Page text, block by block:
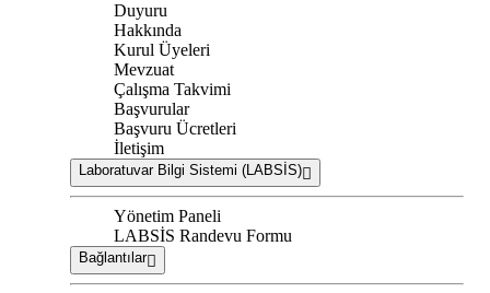
Duyuru
Hakkında
Kurul Üyeleri
Mevzuat
Çalışma Takvimi
Başvurular
Başvuru Ücretleri
İletişim
Laboratuvar Bilgi Sistemi (LABSİS)
Yönetim Paneli
LABSİS Randevu Formu
Bağlantılar